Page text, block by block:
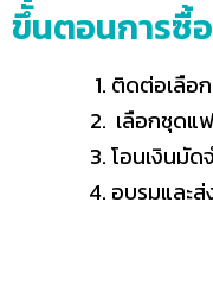
ขึั้นตอนการซื้
ติดต่อเลือก
เลือกชุดแ
โอนเงินมัด
อบรมและ